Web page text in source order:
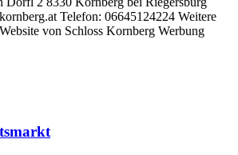
Telefon: 06645124224 Weitere
von Schloss Kornberg Werbung